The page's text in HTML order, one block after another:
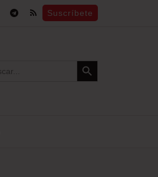
Suscríbete
Search Button